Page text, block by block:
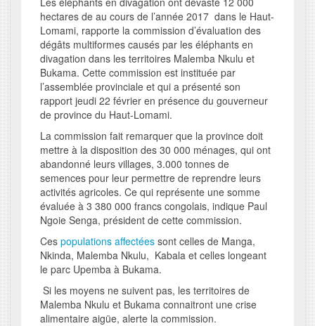
hectares de au cours de l’année 2017 dans le Haut-
Lomami, rapporte la commission d’évaluation des
dégâts multiformes causés par les éléphants en
divagation dans les territoires Malemba Nkulu et
Bukama. Cette commission est instituée par
l’assemblée provinciale et qui a présenté son
rapport jeudi 22 février en présence du gouverneur
de province du Haut-Lomami.
La commission fait remarquer que la province doit
mettre à la disposition des 30 000 ménages, qui ont
abandonné leurs villages, 3.000 tonnes de
semences pour leur permettre de reprendre leurs
activités agricoles. Ce qui représente une somme
évaluée à 3 380 000 francs congolais, indique Paul
Ngoie Senga, président de cette commission.
Cespopulations affectées sont celles de Manga,
Nkinda, Malemba Nkulu, Kabala et celles longeant
le parc Upemba à Bukama.
Si les moyens ne suivent pas, les territoires de
Malemba Nkulu et Bukama connaitront une crise
alimentaire aigüe, alerte la commission.